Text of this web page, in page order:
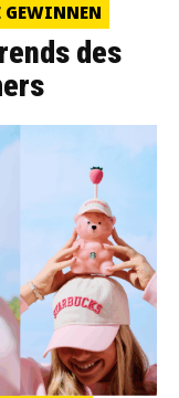
GEWINNEN
des